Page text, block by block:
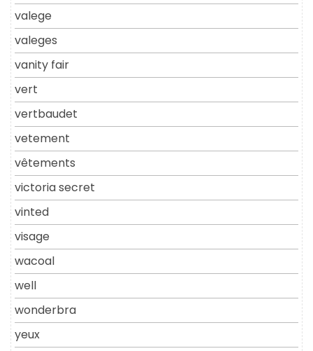
valege
valeges
vanity fair
vert
vertbaudet
vetement
vêtements
victoria secret
vinted
visage
wacoal
well
wonderbra
yeux